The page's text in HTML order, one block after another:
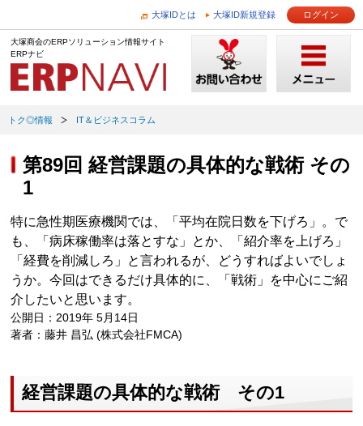
大塚IDとは 大塚ID新規登録 ログイン
大塚商会のERPソリューション情報サイト
ERPナビ
トク◎情報 IT＆ビジネスコラム
第89回 経営課題の具体的な戦術 その
1
特に急性期医療機関では、「平均在院日数を下げろ」。で
も、「病床稼働率は落とすな」とか、「紹介率を上げろ」
「経費を削減しろ」と言われるが、どうすればよいでしょ
うか。今回はできるだけ具体的に、「戦術」を中心にご紹
介したいと思います。
公開日：2019年 5月14日
著者：藤井 昌弘 (株式会社FMCA)
経営課題の具体的な戦術 その1